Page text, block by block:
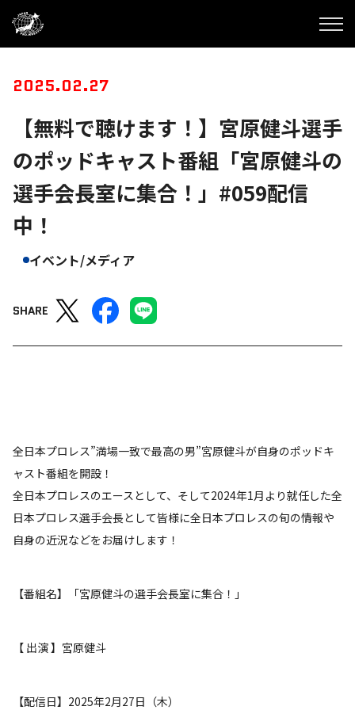
2025.02.27
【無料で聴けます！】宮原健斗選手
のポッドキャスト番組「宮原健斗の
選手会長室に集合！」#059配信
中！
イベント/メディア
SHARE
全日本プロレス”満場一致で最高の男”宮原健斗が自身のポッドキ
ャスト番組を開設！
全日本プロレスのエースとして、そして2024年1月より就任した全
日本プロレス選手会長として皆様に全日本プロレスの旬の情報や
自身の近況などをお届けします！
【番組名】「宮原健斗の選手会長室に集合！」
【 出演 】宮原健斗
【配信日】2025年2月27日（木）